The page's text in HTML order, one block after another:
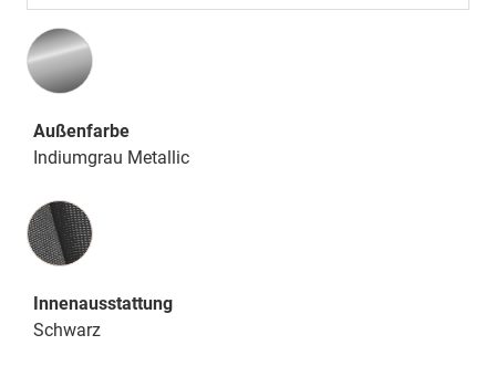
Außenfarbe
Indiumgrau Metallic
Innenausstattung
Innenausstattung
Schwarz